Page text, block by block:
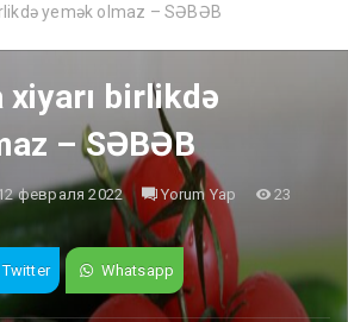
yemək olmaz – SƏBƏB
birlikdə
– SƏBƏB
февраля 2022 Yorum Yap
23
Twitter Whatsapp